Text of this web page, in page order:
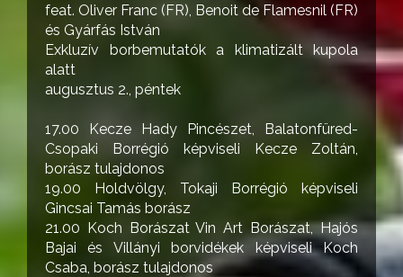
feat. Oliver Franc (FR), Benoit de Flamesnil (FR)
és Gyárfás István
Exkluzív borbemutatók a klimatizált kupola
alatt
augusztus 2., péntek
17.00 Kecze Hady Pincészet, Balatonfüred-
Csopaki Borrégió képviseli Kecze Zoltán,
borász tulajdonos
19.00 Holdvölgy, Tokaji Borrégió képviseli
Gincsai Tamás borász
21.00 Koch Borászat Vin Art Borászat, Hajós
Bajai és Villányi borvidékek képviseli Koch
Csaba, borász tulajdonos